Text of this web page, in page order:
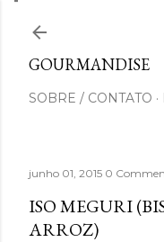
GOURMANDISE
SOBRE / CONTATO
junho 01, 2015 0
ISO MEGURI
ARROZ)